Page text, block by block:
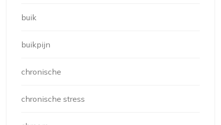
buik
buikpijn
chronische
chronische stress